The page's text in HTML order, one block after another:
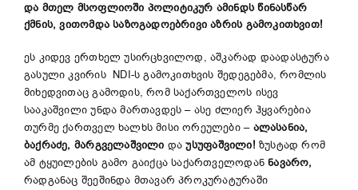
და მთელ მსოფლიოში პოლიტიკურ ამინდს წინასწარ
ქმნის, ვითომდა საზოგადოებრივი აზრის გამოკითხვით!
ეს კიდევ ერთხელ უსირცხვილოდ, აშკარად დაადასტურა
გასული კვირის NDI-ს გამოკითხვის შედეგებმა, რომლის
მიხედვითაც გამოდის, რომ საქართველოს ისევ
სააკაშვილი უნდა მართავდეს – ასე ძლიერ ჰყვარებია
თურმე ქართველ ხალხს მისი ორეულები – ალასანია,
ბაქრაძე, მარგველაშვილი და უსუფაშვილი! ზუსტად რომ
ამ ტყუილების გამო გაიქცა საქართველოდანნავარო,
რადგანაც შეეშინდა მთავარ პროკურატურაში